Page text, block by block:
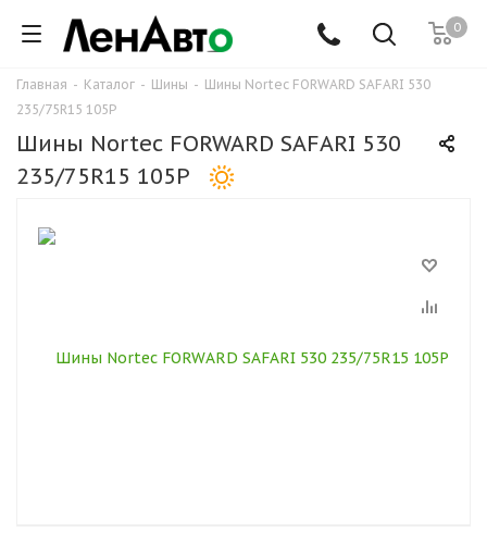
0
Главная - Каталог - Шины - Шины Nortec FORWARD SAFARI 530
235/75R15 105P
Шины Nortec FORWARD SAFARI 530
235/75R15 105P